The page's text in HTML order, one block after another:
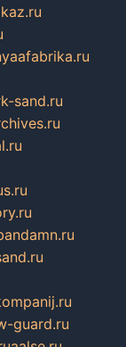
sand.ru
guard.ru